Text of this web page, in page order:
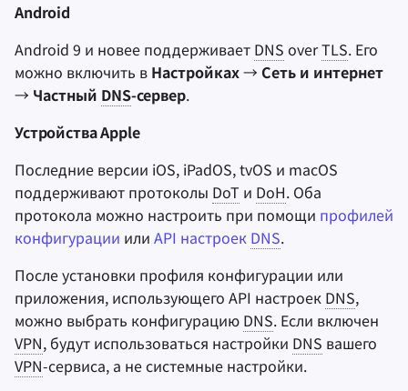
Android
Android 9 и новее поддерживает DNS overTLS. Его
можно включить в Настройках→ Сеть и интернет
→ Частный DNS-сервер.
Устройства Apple
Последние версии iOS, iPadOS, tvOS и macOS
поддерживают протоколы DoT и DoH. Оба
протокола можно настроить при помощи профилей
конфигурации или API настроек DNS.
После установки профиля конфигурации или
приложения, использующего API настроек DNS,
можно выбрать конфигурацию DNS. Если включен
VPN, будут использоваться настройки DNS вашего
VPN-сервиса, а не системные настройки.